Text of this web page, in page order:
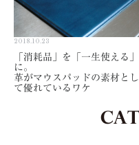
2018.10.23
「消耗品」を「一生使える」
に。
革がマウスパッドの素材とし
て優れているワケ